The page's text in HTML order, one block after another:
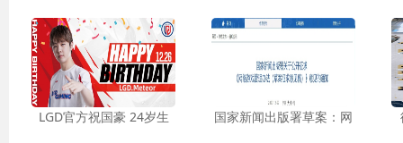
LGD官方祝国豪 24岁生 国家新闻出版署草案：网